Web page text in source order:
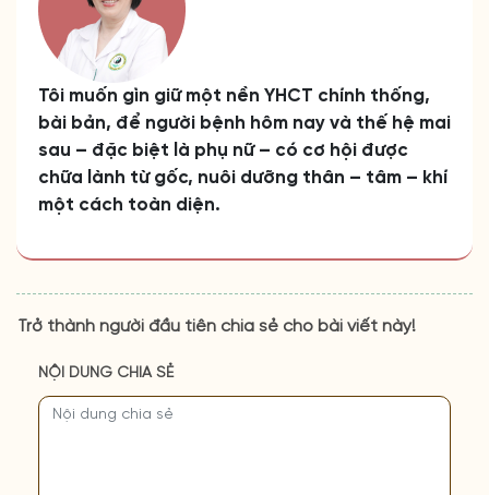
Tôi muốn gìn giữ một nền YHCT chính thống,
bài bản, để người bệnh hôm nay và thế hệ mai
sau – đặc biệt là phụ nữ – có cơ hội được
chữa lành từ gốc, nuôi dưỡng thân – tâm – khí
một cách toàn diện.
Trở thành người đầu tiên chia sẻ cho bài viết này!
NỘI DUNG CHIA SẺ